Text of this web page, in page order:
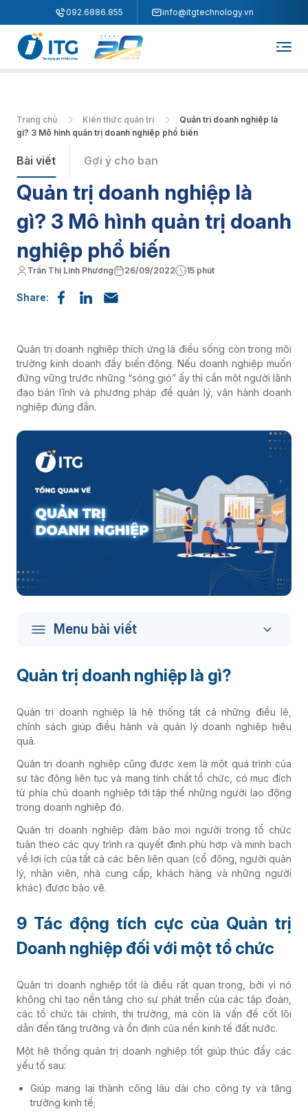
092.6886.855 info@itgtechnology.vn
Trang chủ Kiến thức quản trị
Quản trị doanh nghiệp là
gì? 3 Mô hình quản trị doanh nghiệp phổ biến
Bài viết Gợi ý cho bạn
Quản trị doanh nghiệp là
gì? 3 Mô hình quản trị doanh
nghiệp phổ biến
Trần Thị Linh Phương 26/09/2022 15 phút
Share:
Quản trị doanh nghiệp thích ứng là điều sống còn trong môi
trường kinh doanh đầy biến động. Nếu doanh nghiệp muốn
đứng vững trước những “sóng gió” ấy thì cần một người lãnh
đạo bản lĩnh và phương pháp để quản lý, vận hành doanh
nghiệp đúng đắn.
Menu bài viết
Quản trị doanh nghiệp là gì?
Quản trị doanh nghiệp là hệ thống tất cả những điều lệ,
chính sách giúp điều hành và quản lý doanh nghiệp hiệu
quả.
Quản trị doanh nghiệp cũng được xem là một quá trình của
sự tác động liên tục và mang tính chất tổ chức, có mục đích
từ phía chủ doanh nghiệp tới tập thể những người lao động
trong doanh nghiệp đó.
Quản trị doanh nghiệp đảm bảo mọi người trong tổ chức
tuân theo các quy trình ra quyết định phù hợp và minh bạch
về lợi ích của tất cả các bên liên quan (cổ đông, người quản
lý, nhân viên, nhà cung cấp, khách hàng và những người
khác) được bảo vệ.
9 Tác động tích cực của Quản trị
Doanh nghiệp đối với một tổ chức
Quản trị doanh nghiệp tốt là điều rất quan trọng, bởi vì nó
không chỉ tạo nền tảng cho sự phát triển của các tập đoàn,
các tổ chức tài chính, thị trường, mà còn là vấn đề cốt lõi
dẫn đến tăng trưởng và ổn định của nền kinh tế đất nước.
Một hệ thống quản trị doanh nghiệp tốt giúp thúc đẩy các
yếu tố sau:
Giúp mang lại thành công lâu dài cho công ty và tăng
trưởng kinh tế;